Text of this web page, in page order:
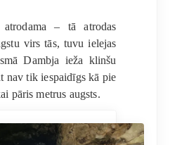
– tā atrodas
virs tās, tuvu ielejas
Dambja ieža klinšu
nav tik iespaidīgs kā pie
pāris metrus augsts.